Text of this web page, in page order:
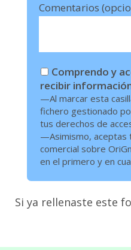
Comentarios
Comprendo y
recibir
—Al marcar esta
fichero gestionado
tus derechos de
—Asimismo, aceptas
comercial sobre
en el primero y en
Si ya rellenaste este